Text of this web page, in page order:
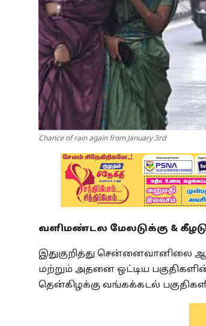
Chance of rain again from January 3rd
வளிமண்டல மேலடுக்கு &
இதுகுறித்து சென்னைவானிலை
மற்றும் அதனை ஒட்டிய பகுதிகளின்
தென்கிழக்கு வங்கக்கடல்